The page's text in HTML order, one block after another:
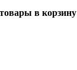
в корзину